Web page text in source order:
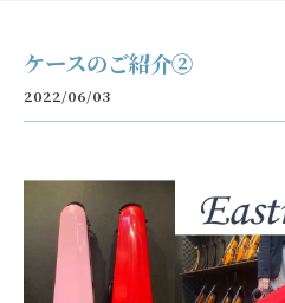
ケースのご紹介②
2022/06/03